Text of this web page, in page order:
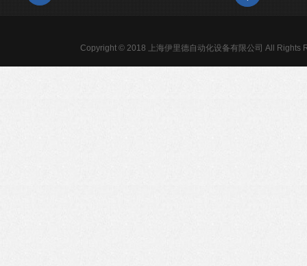
Copyright © 2018 上海伊里德自动化设备有限公司 All Rights